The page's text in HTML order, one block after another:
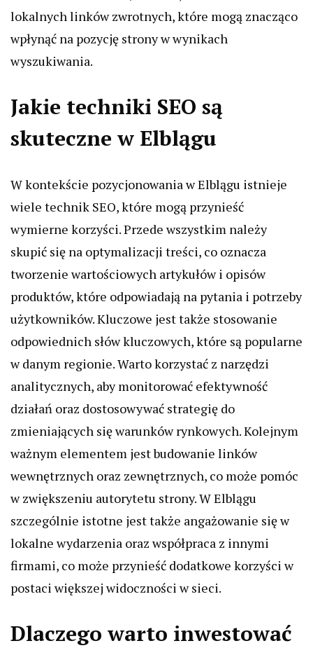
lokalnych linków zwrotnych, które mogą znacząco
wpłynąć na pozycję strony w wynikach
wyszukiwania.
Jakie techniki SEO są
skuteczne w Elblągu
W kontekście pozycjonowania w Elblągu istnieje
wiele technik SEO, które mogą przynieść
wymierne korzyści. Przede wszystkim należy
skupić się na optymalizacji treści, co oznacza
tworzenie wartościowych artykułów i opisów
produktów, które odpowiadają na pytania i potrzeby
użytkowników. Kluczowe jest także stosowanie
odpowiednich słów kluczowych, które są popularne
w danym regionie. Warto korzystać z narzędzi
analitycznych, aby monitorować efektywność
działań oraz dostosowywać strategię do
zmieniających się warunków rynkowych. Kolejnym
ważnym elementem jest budowanie linków
wewnętrznych oraz zewnętrznych, co może pomóc
w zwiększeniu autorytetu strony. W Elblągu
szczególnie istotne jest także angażowanie się w
lokalne wydarzenia oraz współpraca z innymi
firmami, co może przynieść dodatkowe korzyści w
postaci większej widoczności w sieci.
Dlaczego warto inwestować